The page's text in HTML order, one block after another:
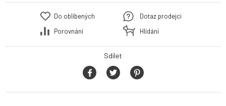
Do oblíbených
Porovnání
Dotaz prodejci
Hlídání
Sdílet